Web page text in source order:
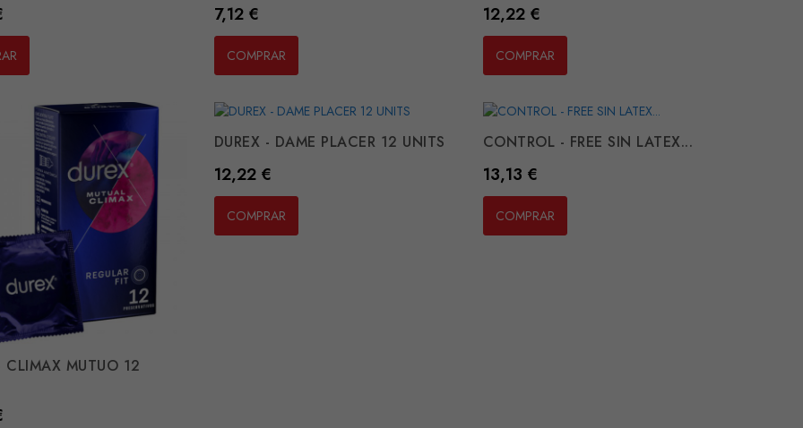
Preço
7,12 €
COMPRAR
Preço
12,22 €
COMPRAR
CLIMAX MUTUO 12
DUREX - DAME PLACER 12 UNITS
Preço
12,22 €
COMPRAR
CONTROL - FREE SIN LATEX...
Preço
13,13 €
COMPRAR